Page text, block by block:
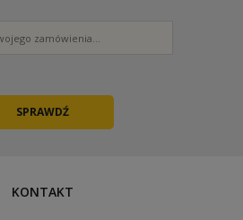
KONTAKT